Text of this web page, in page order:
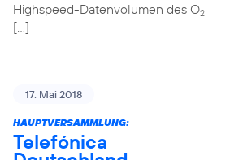
Highspeed-Datenvolumen des O2
[…]
17. Mai 2018
HAUPTVERSAMMLUNG:
Telefónica